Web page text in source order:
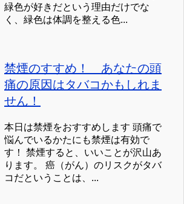
緑色が好きだという理由だけでな
く、緑色は体調を整える色...
禁煙のすすめ！ あなたの頭
痛の原因はタバコかもしれま
せん！
本日は禁煙をおすすめします 頭痛で
悩んでいるかたにも禁煙は有効で
す！ 禁煙すると、いいことが沢山あ
ります。 癌（がん）のリスクがタバ
コだということは、...